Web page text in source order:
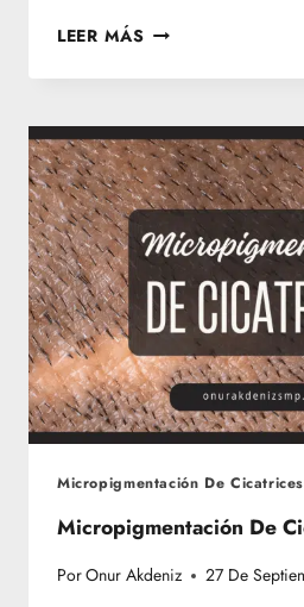
LEER MÁS DURACIÓN
LA
Micropigmentación De Cicatrices
Micropigmentación De
PorOnur Akdeniz 27 De